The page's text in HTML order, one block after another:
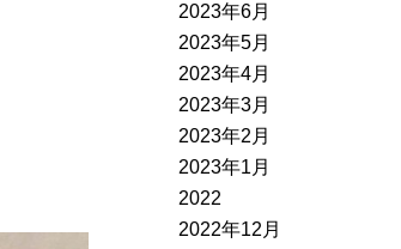
2023年6月
2023年5月
2023年4月
2023年3月
2023年2月
2023年1月
2022
2022年12月